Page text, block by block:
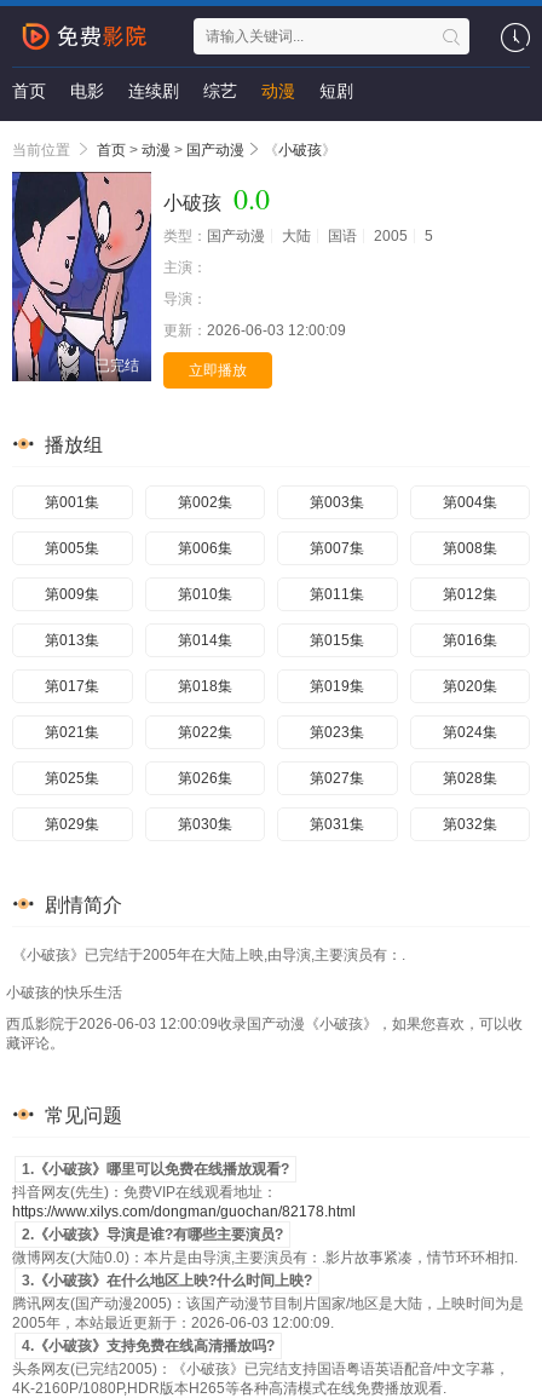
首页 电影 连续剧 综艺 动漫 短剧
当前位置 首页 > 动漫 > 国产动漫 《小破孩》
已完结
小破孩 0.0
类型： 国产动漫 大陆 国语 2005
5
主演：
导演：
更新： 2026-06-03 12:00:09
立即播放
播放组
第001集 第002集 第003集 第004集
第005集 第006集 第007集 第008集
第009集 第010集 第011集 第012集
第013集 第014集 第015集 第016集
第017集 第018集 第019集 第020集
第021集 第022集 第023集 第024集
第025集 第026集 第027集 第028集
第029集 第030集 第031集 第032集
第037集
第041集 第042集 第043集
第049集
第061集 第062集
第065集 第066集
第069集 第070集 第071集
第073集 第074集 第075集
第077集 第078集 第079集 第080集
剧情简介
《小破孩》已完结于2005年在大陆上映,由导演,主要演员有：.
小破孩的快乐生活
西瓜影院于2026-06-03 12:00:09收录国产动漫《小破孩》，如果您喜欢，可以收
藏评论。
常见问题
1.《小破孩》哪里可以免费在线播放观看?
抖音网友(先生)：免费VIP在线观看地址：
https://www.xilys.com/dongman/guochan/82178.html
2.《小破孩》导演是谁?有哪些主要演员?
微博网友(大陆0.0)：本片是由导演,主要演员有：.影片故事紧凑，情节环环相扣.
3.《小破孩》在什么地区上映?什么时间上映?
腾讯网友(国产动漫2005)：该国产动漫节目制片国家/地区是大陆，上映时间为是
2005年，本站最近更新于：2026-06-03 12:00:09.
4.《小破孩》支持免费在线高清播放吗?
头条网友(已完结2005)：《小破孩》已完结支持国语粤语英语配音/中文字幕，
4K-2160P/1080P,HDR版本H265等各种高清模式在线免费播放观看.